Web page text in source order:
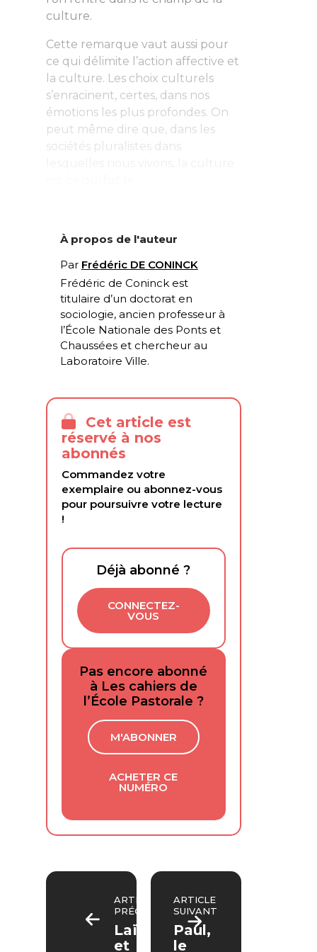
culture.
Cette remarque vaut aussi pour
ce qui délimite l’action affective et
la culture. Les choix culturels
s’enracinent, certes, dans nos
émotions les plus profondes. On
peut même dire que, dans les
sociétés pluralistes dans
À propos de l'auteur
Par Frédéric DE CONINCK
Frédéric de Coninck est
titulaire d’un doctorat en
sociologie, ancien professeur à
l’École Nationale des Ponts et
Chaussées et chercheur au
Laboratoire Ville.
Cet article est
réservé à nos
abonnés
Commandez votre
exemplaire ou abonnez-vous
pour poursuivre votre lecture
!
Déjà abonné ?
CONNECTEZ-
VOUS
Pas encore abonné
à Les cahiers de
l’École Pastorale ?
M'ABONNER
ACHETER CE
NUMÉRO
ARTICLE
PRÉCÉDENT
Laïcité
et
ARTICLE
SUIVANT
Paul,
le